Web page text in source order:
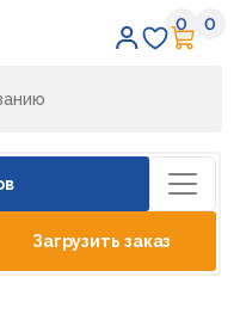
0 0
Загрузить заказ